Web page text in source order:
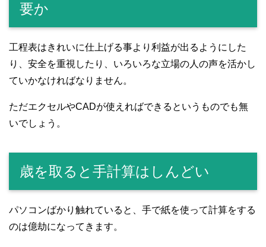
要か
工程表はきれいに仕上げる事より利益が出るようにした
り、安全を重視したり、いろいろな立場の人の声を活かし
ていかなければなりません。
ただエクセルやCADが使えればできるというものでも無
いでしょう。
歳を取ると手計算はしんどい
パソコンばかり触れていると、手で紙を使って計算をする
のは億劫になってきます。